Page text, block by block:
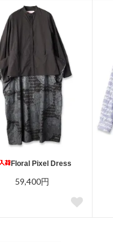
Floral Pixel Dress
59,400円